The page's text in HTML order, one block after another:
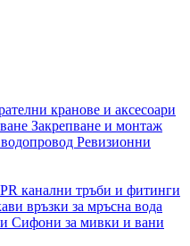
кранове и аксесоари
Закрепване и монтаж
Ревизионни
канални тръби и фитинги
връзки за мръсна вода
Сифони за мивки и вани